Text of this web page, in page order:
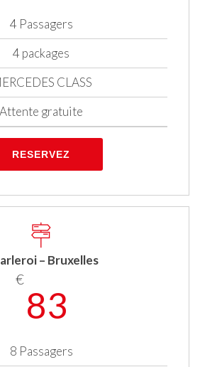
4 Passagers
4 packages
CLASS
Attente gratuite
RESERVEZ
– Bruxelles
€
83
8 Passagers